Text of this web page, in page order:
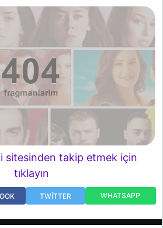
sitesinden takip etmek için
tıklayın
TWITTER WHATSAPP